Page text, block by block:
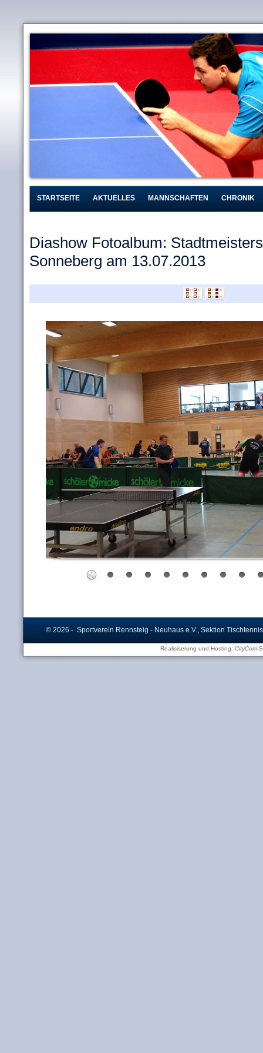
STARTSEITE AKTUELLES MANNSCHAFTEN CHRONIK
Diashow Fotoalbum:
Sonneberg am 13.07.2013
© 2026 - Sportverein Rennsteig - Neuhaus e.V., Sektion
Realisiserung und Hosting: CityCom-